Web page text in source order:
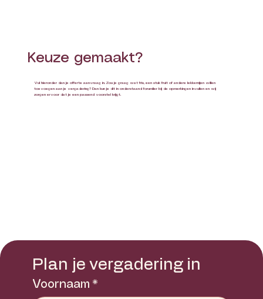
Keuze gemaakt?
Vul hieronder dan je offerte aanvraag in. Zou je graag wat fris, een stuk fruit of andere lekkernijen willen
toevoegen aan je vergadering? Dan kun je dit in onderstaand forumlier bij de opmerkingen invullen en wij
zorgen ervoor dat je een passend voorstel krijgt.​
Plan je vergadering in
Voornaam *